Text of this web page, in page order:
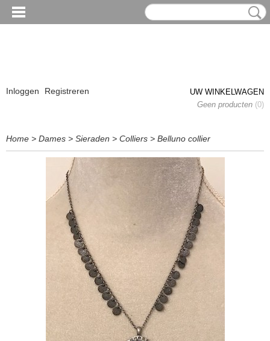
Inloggen Registreren
UW WINKELWAGEN
Geen producten (0)
Home > Dames > Sieraden > Colliers > Belluno collier